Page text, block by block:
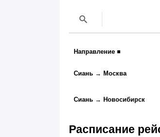
Направление
Сиань→ Москва
Сиань→ Новосибирск
Расписание